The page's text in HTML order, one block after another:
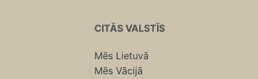
CITĀS VALSTĪS
Mēs Lietuvā
Mēs Vācijā